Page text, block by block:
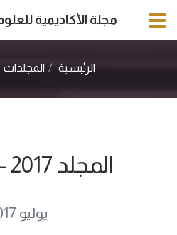
الرئيسية المجلدات
المجلد 2017 - العدد 12
يوليو 2017